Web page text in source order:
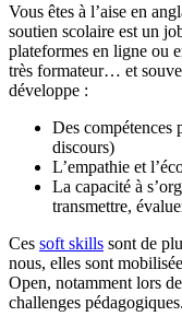
Vous êtes à l’aise en
soutien scolaire est un
plateformes en ligne ou
très formateur… et
développe :
Des compétences
discours)
L’empathie et
La capacité à
transmettre,
Ces soft skills sont de
nous, elles sont
Open, notamment lors
challenges pédagogiques.